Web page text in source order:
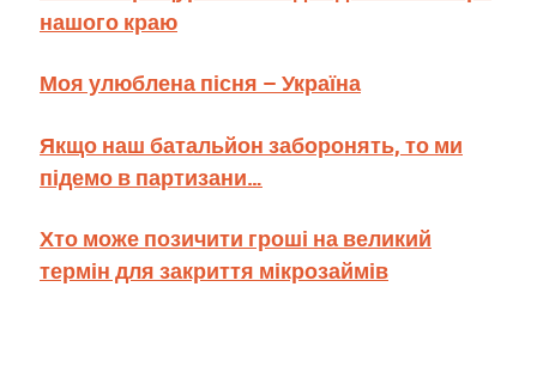
нашого краю
Моя улюблена пісня – Україна
Якщо наш батальйон заборонять, то ми
підемо в партизани…
Хто може позичити гроші на великий
термін для закриття мікрозаймів